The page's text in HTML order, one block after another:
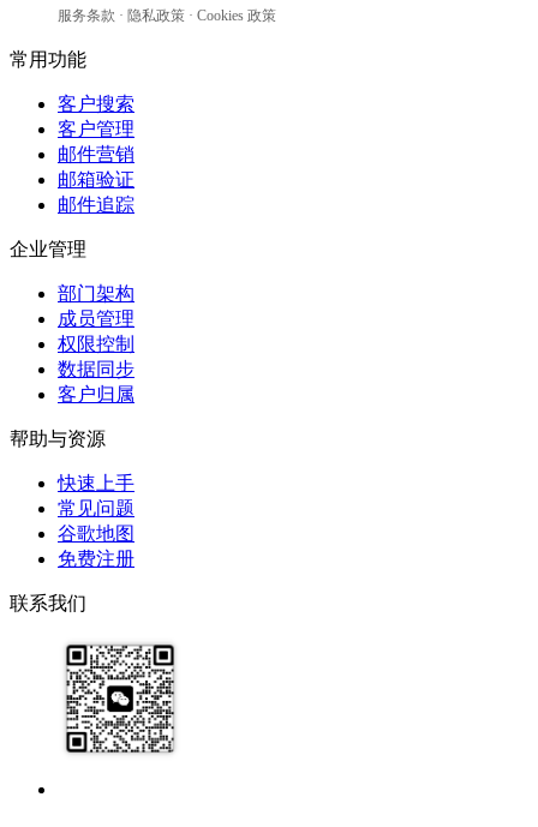
服务条款 · 隐私政策 · Cookies 政策
常用功能
客户搜索
客户管理
邮件营销
邮箱验证
邮件追踪
企业管理
部门架构
成员管理
权限控制
数据同步
客户归属
帮助与资源
快速上手
常见问题
谷歌地图
免费注册
联系我们